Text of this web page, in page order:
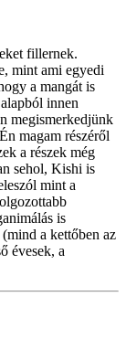
fillernek.
mint ami egyedi
a mangát is
innen
megismerkedjünk
magam részéről
a részek még
sehol, Kishi is
mint a
is
a kettőben az
évesek, a